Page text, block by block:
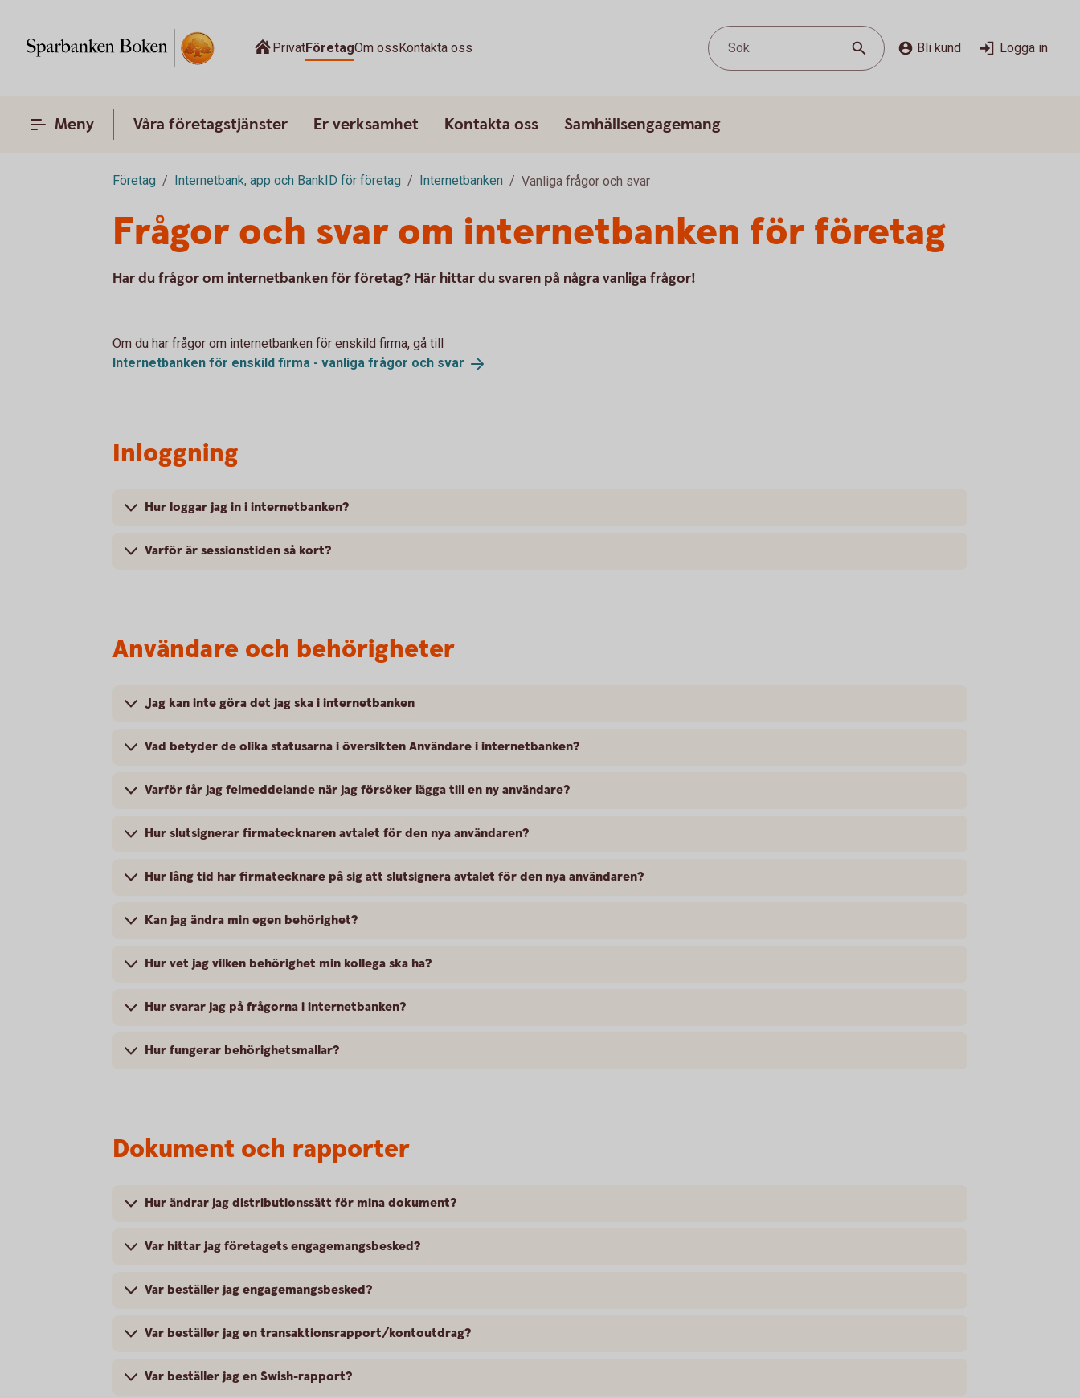
PrivatFöretagOm ossKontakta oss Sök Bli kund Logga in
Meny Våra företagstjänster Er verksamhet Kontakta oss Samhällsengagemang
Företag Internetbank, app och BankID för företag Internetbanken Vanliga frågor och svar
Frågor och svar om internetbanken för företag
Har du frågor om internetbanken för företag? Här hittar du svaren på några vanliga frågor!
Om du har frågor om internetbanken för enskild firma, gå till
Internetbanken för enskild firma - vanliga frågor och svar
Inloggning
Hur loggar jag in i internetbanken?
Varför är sessionstiden så kort?
Användare och behörigheter
Jag kan inte göra det jag ska i internetbanken
Vad betyder de olika statusarna i översikten Användare i internetbanken?
Varför får jag felmeddelande när jag försöker lägga till en ny användare?
Hur slutsignerar firmatecknaren avtalet för den nya användaren?
Hur lång tid har firmatecknare på sig att slutsignera avtalet för den nya användaren?
Kan jag ändra min egen behörighet?
Hur vet jag vilken behörighet min kollega ska ha?
Hur svarar jag på frågorna i internetbanken?
Hur fungerar behörighetsmallar?
Dokument och rapporter
Hur ändrar jag distributionssätt för mina dokument?
Var hittar jag företagets engagemangsbesked?
Var beställer jag engagemangsbesked?
Var beställer jag en transaktionsrapport/kontoutdrag?
Var beställer jag en Swish-rapport?